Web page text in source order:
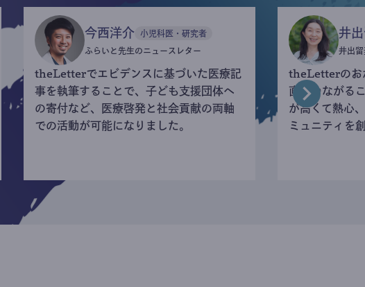
今西洋介 小児科医・研究者
ふらいと先生のニュースレター
theLetterでエビデンスに基づいた医療記
事を執筆することで、子ども支援団体へ
の寄付など、医療啓発と社会貢献の両軸
での活動が可能になりました。
井
井出
theLetterのお
直接つながる
が高くて熱心
ミュニティを